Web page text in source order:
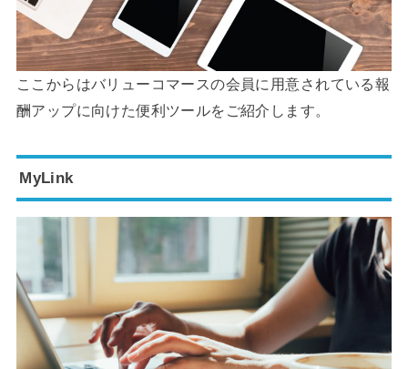
ここからはバリューコマースの会員に用意されている報
酬アップに向けた便利ツールをご紹介します。
MyLink